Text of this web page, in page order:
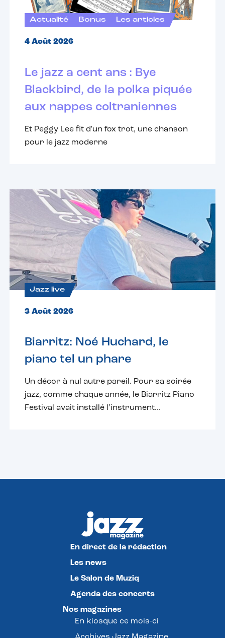
Actualité Bonus Les articles
4 Août 2026
Le jazz a cent ans : Bye
Blackbird, de la polka piquée
aux nappes coltraniennes
Et Peggy Lee fit d'un fox trot, une chanson
pour le jazz moderne
Jazz live
3 Août 2026
Biarritz: Noé Huchard, le
piano tel un phare
Un décor à nul autre pareil. Pour sa soirée
jazz, comme chaque année, le Biarritz Piano
Festival avait installé l’instrument...
En direct de la rédaction
Les news
Le Salon de Muziq
Agenda des concerts
Nos magazines
En kiosque ce mois-ci